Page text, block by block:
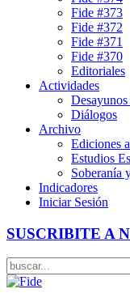
Fide #373
Fide #372
Fide #371
Fide #370
Editoriales
Actividades
Diálogos
Archivo
Ediciones
Estudios
Soberanía
Indicadores
Iniciar Sesión
SUSCRIBITE A